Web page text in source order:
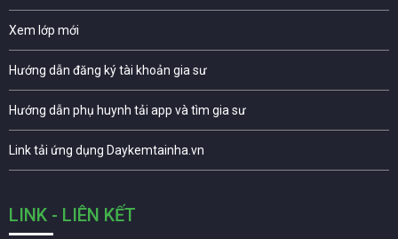
Xem lớp mới
Hướng dẫn đăng ký tài khoản gia sư
Hướng dẫn phụ huynh tải app và tìm gia sư
Link tải ứng dụng Daykemtainha.vn
LINK - LIÊN KẾT